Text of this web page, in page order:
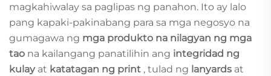
magkahiwalay sa paglipas ng panahon. Ito ay lalo
pang kapaki-pakinabang para sa mga negosyo na
gumagawa ng mga produkto na nilagyan ng mga
tao na kailangang panatilihin ang integridad ng
kulay at katatagan ng print , tulad ng lanyards at